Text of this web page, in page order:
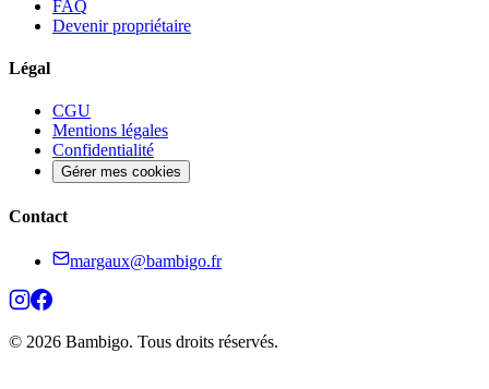
FAQ
Devenir propriétaire
Légal
CGU
Mentions légales
Confidentialité
Gérer mes cookies
Contact
margaux@bambigo.fr
© 2026 Bambigo. Tous droits réservés.